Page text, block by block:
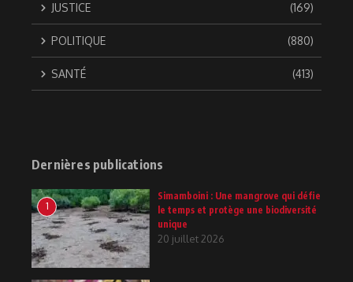
JUSTICE (169)
POLITIQUE (880)
SANTÉ (413)
Dernières publications
1
Simamboini : Une mangrove qui défie
le temps et protège une biodiversité
unique
20 juillet 2026